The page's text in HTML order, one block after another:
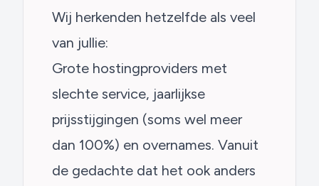
Wij herkenden hetzelfde als veel
van jullie:
Grote hostingproviders met
slechte service, jaarlijkse
prijsstijgingen (soms wel meer
dan 100%) en overnames. Vanuit
de gedachte dat het ook anders